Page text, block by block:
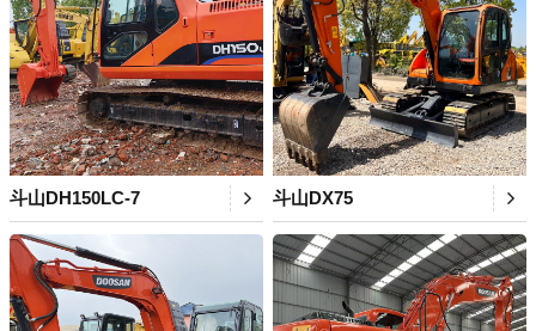
斗山DH150LC-7 斗山DX75